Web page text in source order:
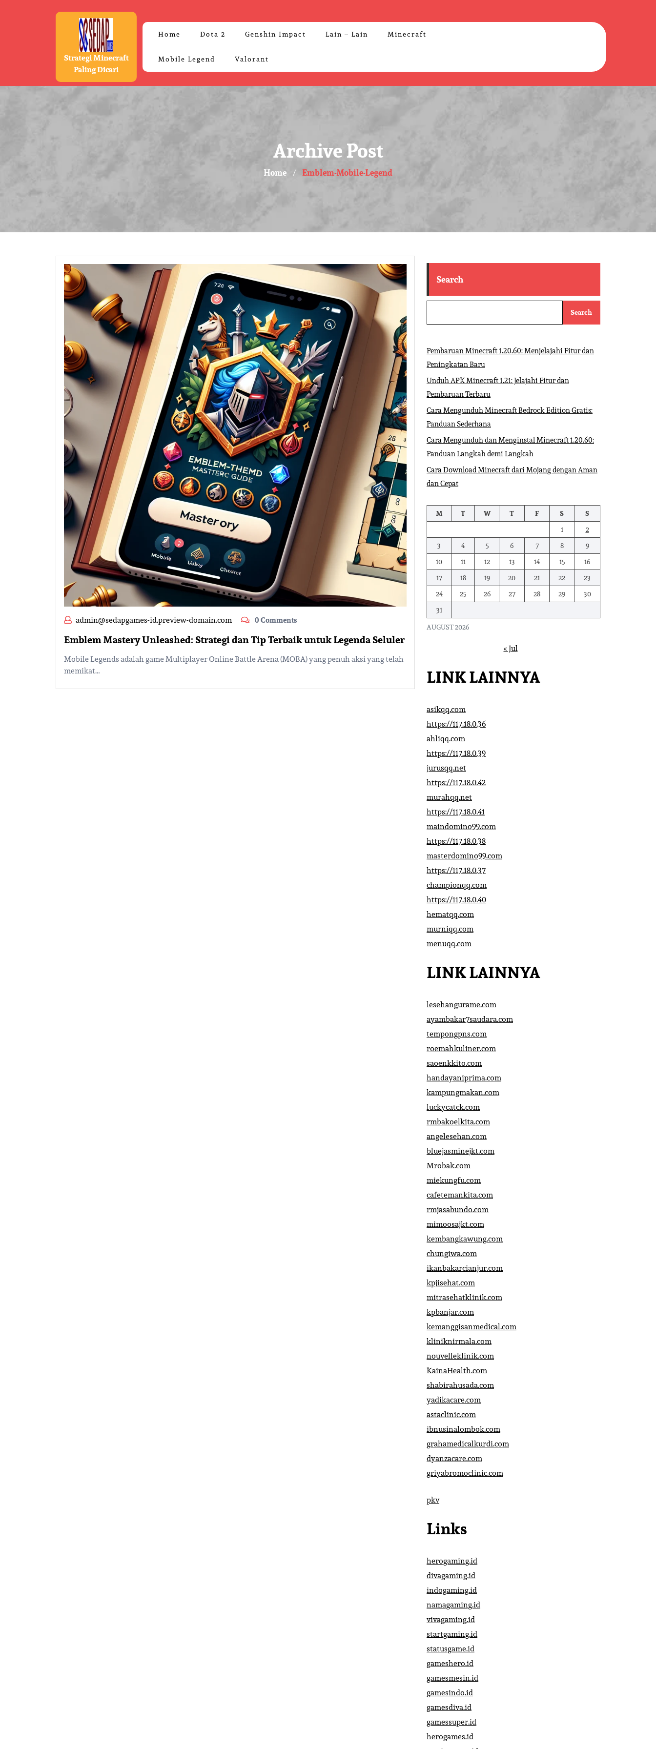
Strategi Minecraft
Paling Dicari
Home Dota 2 Genshin Impact Lain – Lain Minecraft
Mobile Legend Valorant
Archive Post
Home / Emblem-Mobile-Legend
admin@sedapgames-id.preview-domain.com 0 Comments
Emblem Mastery Unleashed: Strategi dan Tip Terbaik untuk Legenda Seluler
Mobile Legends adalah game Multiplayer Online Battle Arena (MOBA) yang penuh aksi yang telah
memikat…
Search
Search
Pembaruan Minecraft 1.20.60: Menjelajahi Fitur dan
Peningkatan Baru
Unduh APK Minecraft 1.21: Jelajahi Fitur dan
Pembaruan Terbaru
Cara Mengunduh Minecraft Bedrock Edition Gratis:
Panduan Sederhana
Cara Mengunduh dan Menginstal Minecraft 1.20.60:
Panduan Langkah demi Langkah
Cara Download Minecraft dari Mojang dengan Aman
dan Cepat
AUGUST 2026
M T W T F S
S
1
2
3
4 5 6 7 8
9
10
11 12 13 14 15
16
17
18 19 20 21 22
23
24
25 26 27 28 29
30
31
« Jul
LINK LAINNYA
asikqq.com
https://117.18.0.36
ahliqq.com
https://117.18.0.39
jurusqq.net
https://117.18.0.42
murahqq.net
https://117.18.0.41
maindomino99.com
https://117.18.0.38
masterdomino99.com
https://117.18.0.37
championqq.com
https://117.18.0.40
hematqq.com
murniqq.com
menuqq.com
LINK LAINNYA
lesehangurame.com
ayambakar7saudara.com
tempongpns.com
roemahkuliner.com
saoenkkito.com
handayaniprima.com
kampungmakan.com
luckycatck.com
rmbakoelkita.com
angelesehan.com
bluejasminejkt.com
Mrobak.com
miekungfu.com
cafetemankita.com
rmjasabundo.com
mimoosajkt.com
kembangkawung.com
chungiwa.com
ikanbakarcianjur.com
kpjisehat.com
mitrasehatklinik.com
kpbanjar.com
kemanggisanmedical.com
kliniknirmala.com
nouvelleklinik.com
KainaHealth.com
shabirahusada.com
yadikacare.com
astaclinic.com
ibnusinalombok.com
grahamedicalkurdi.com
dyanzacare.com
griyabromoclinic.com
pkv
Links
herogaming.id
divagaming.id
indogaming.id
namagaming.id
vivagaming.id
startgaming.id
statusgame.id
gameshero.id
gamesmesin.id
gamesindo.id
gamesdiva.id
gamessuper.id
herogames.id